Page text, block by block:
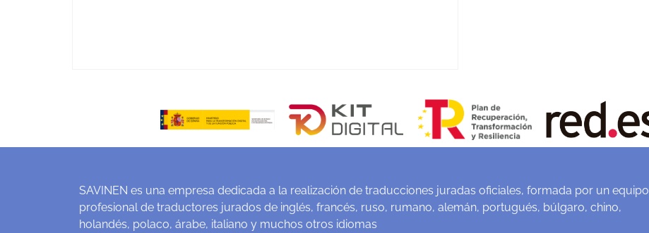
SAVINEN es una empresa dedicada a la realización de traducciones juradas oficiales, formada por un equipo
profesional de traductores jurados de inglés, francés, ruso, rumano, alemán, portugués, búlgaro, chino,
holandés, polaco, árabe, italiano y muchos otros idiomas